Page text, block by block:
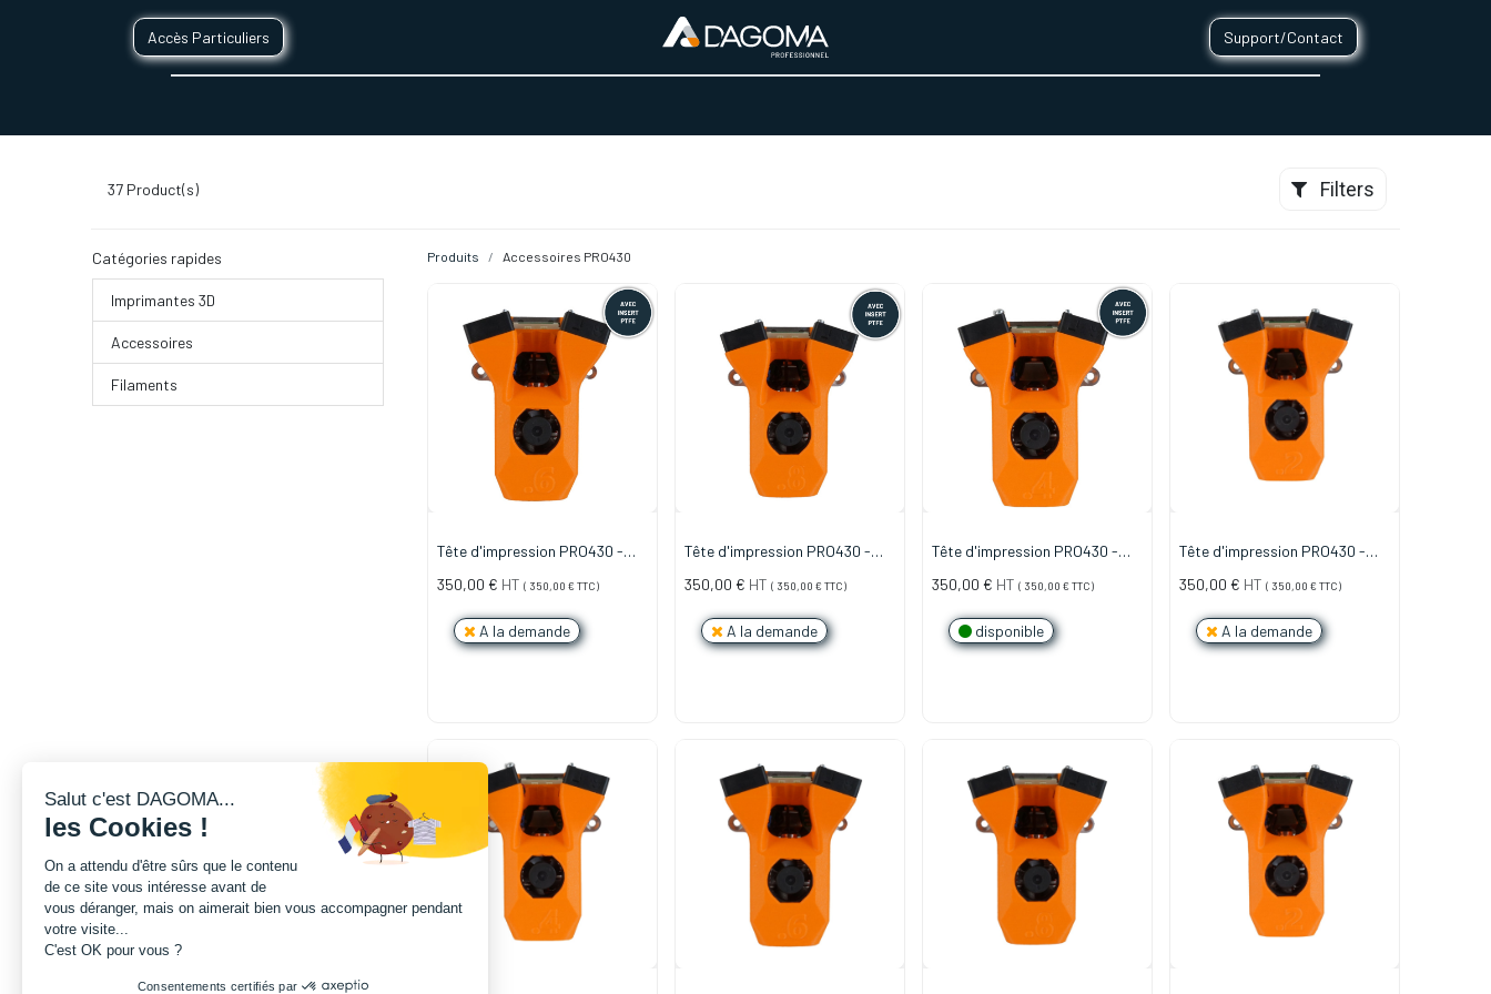
Accès Particuliers Support/Contact
37 Product(s) Filters
Catégories rapides
Imprimantes 3D
Accessoires
Filaments
Produits Accessoires PRO430
Tête d'impression PRO430 -
350,00 € HT ( 350,00 € TTC)
A la demande
Tête d'impression PRO430 -
350,00 € HT ( 350,00 € TTC)
A la demande
Tête d'impression PRO430 -
350,00 € HT ( 350,00 € TTC)
disponible
Tête d'impression PRO430 -
350,00 € HT ( 350,00 € TTC)
A la demande
Salut c'est DAGOMA...
les Cookies !
On a attendu d'être sûrs que le contenu
de ce site vous intéresse avant de
vous déranger, mais on aimerait bien vous accompagner pendant
votre visite...
C'est OK pour vous ?
Consentements certifiés par